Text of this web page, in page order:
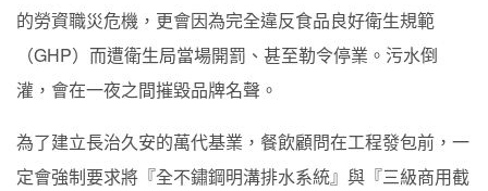
的勞資職災危機，更會因為完全違反食品良好衛生規範
（GHP）而遭衛生局當場開罰、甚至勒令停業。污水倒
灌，會在一夜之間摧毀品牌名聲。
為了建立長治久安的萬代基業，餐飲顧問在工程發包前，一
定會強制要求將『全不鏽鋼明溝排水系統』與『三級商用截